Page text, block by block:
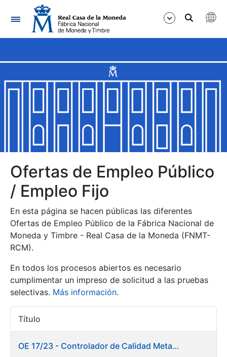
Navegación
Mostrar/Ocultar
Mostrar/Ocultar
Mostrar/Ocultar
Mostrar/Ocultar
Mostrar/Ocultar
Ofertas de Empleo Público
/ Empleo Fijo
En esta página se hacen públicas las diferentes
Ofertas de Empleo Público de la Fábrica Nacional de
Moneda y Timbre - Real Casa de la Moneda (FNMT-
RCM).
En todos los procesos abiertos es necesario
cumplimentar un impreso de solicitud a las pruebas
selectivas. Más información.
Título
OE 17/23 - Controlador de Calidad Metalurgia